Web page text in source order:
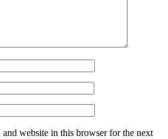
and website in this browser for the next